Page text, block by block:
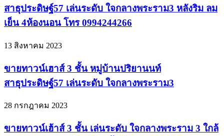
สาธุประดิษฐ์57 เล่นระดับ ใจกลางพระราม3 หลังริม ลม
เย็น 4ห้องนอน โทร 0994244266
13 สิงหาคม 2023
ขายทาวน์เฮาส์ 3 ชั้น หมู่บ้านปริยานนท์
สาธุประดิษฐ์57 เล่นระดับ ใจกลางพระราม3
28 กรกฎาคม 2023
ขายทาวน์เฮ้าส์ 3 ชั้น เล่นระดับ ใจกลางพระราม 3 ใกล้